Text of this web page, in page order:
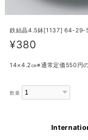
鉄結晶4.5鉢[1137] 64-29-
¥380
14×4.2㎝※通常定価550円の
数量